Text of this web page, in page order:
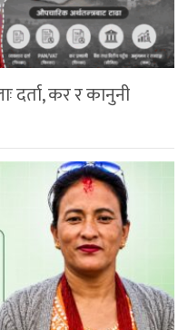
दर्ता, कर र कानुनी